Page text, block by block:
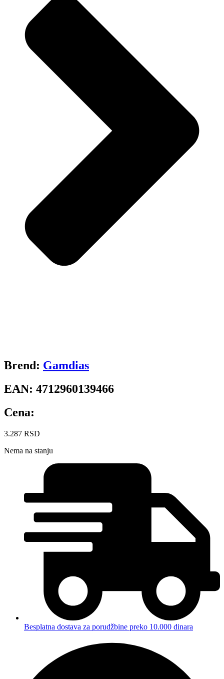
Brend: Gamdias
EAN: 4712960139466
Cena:
3.287 RSD
Nema na stanju
Besplatna dostava za porudžbine preko 10.000 dinara